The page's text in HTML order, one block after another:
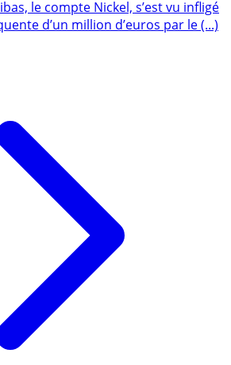
d’un million d’euros par le (...)